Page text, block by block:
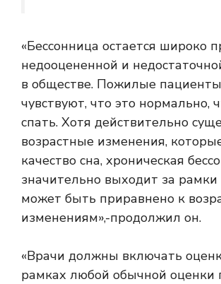
«Бессонница остается широко
недооцененной и
в обществе. Пожилые
чувствуют, что это нормально,
спать. Хотя действительно
возрастные изменения,
качество сна, хроническая
значительно выходит за рамки
может быть приравнено к
изменениям»,-продолжил он.
«Врачи должны включать
рамках любой обычной оценки